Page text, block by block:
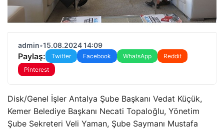
admin•15.08.2024 14:09
Paylaş: Twitter Facebook WhatsApp
Reddit
Pinterest
Disk/Genel İşler Antalya Şube Başkanı Vedat Küçük,
Kemer Belediye Başkanı Necati Topaloğlu, Yönetim
Şube Sekreteri Veli Yaman, Şube Saymanı Mustafa